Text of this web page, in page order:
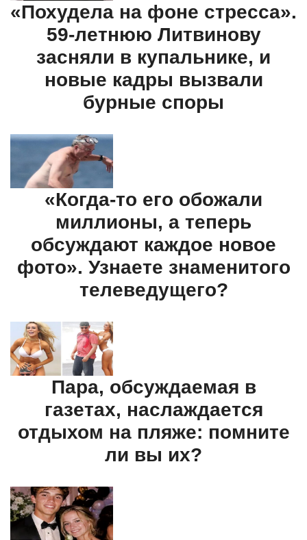
«Похудела на фоне стресса».
59-летнюю Литвинову
засняли в купальнике, и
новые кадры вызвали
бурные споры
«Когда-то его обожали
миллионы, а теперь
обсуждают каждое новое
фото». Узнаете знаменитого
телеведущего?
Пара, обсуждаемая в
газетах, наслаждается
отдыхом на пляже: помните
ли вы их?